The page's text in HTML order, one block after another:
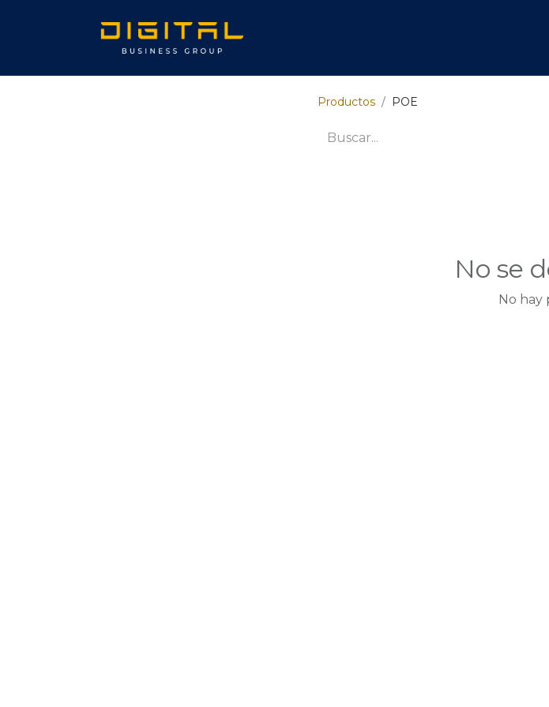
Productos POE
No se
No hay